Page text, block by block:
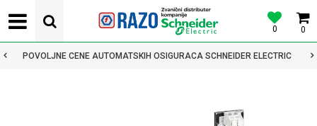
0
0
POVOLJNE CENE AUTOMATSKIH OSIGURACA SCHNEIDER ELECTRIC